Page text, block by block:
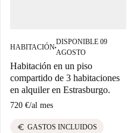
HABITACIÓN■
DISPONIBLE 09
AGOSTO
Habitación en un piso
compartido de 3 habitaciones
en alquiler en Estrasburgo.
720 €/al mes
euro GASTOS INCLUIDOS